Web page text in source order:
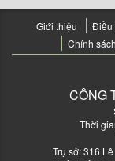
Giới thiệu Điều
Chính
CÔNG
Thời
Trụ sở: 316